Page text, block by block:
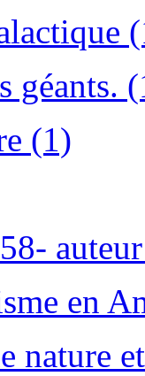
géants.
(1)
en
nature